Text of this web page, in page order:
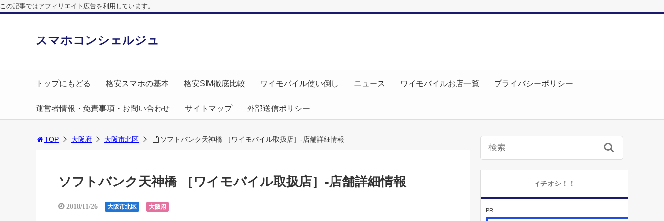
この記事ではアフィリエイト広告を利用しています。
スマホコンシェルジュ
トップにもどる 格安スマホの基本 格安SIM徹底比較 ワイモバイル使い倒し ニュース ワイモバイルお店一覧 プライバシーポリシー
運営者情報・免責事項・お問い合わせ サイトマップ 外部送信ポリシー
TOP 大阪府 大阪市北区 ソフトバンク天神橋 ［ワイモバイル取扱店］-店舗詳細情報
ソフトバンク天神橋 ［ワイモバイル取扱店］-店舗詳細情報
2018/11/26 大阪市北区 大阪府
イチオシ！！
PR